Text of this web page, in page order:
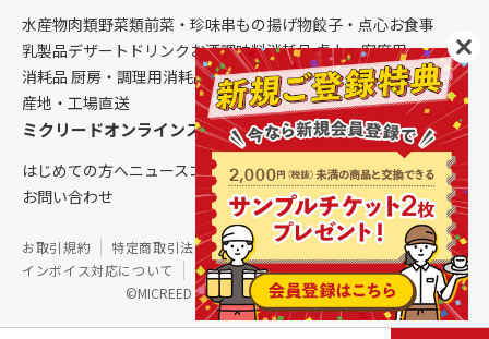
水産物肉類野菜類前菜・珍味串もの揚げ物餃子・点心お食事
乳製品デザート ドリンク お酒調味料消耗品 卓上・客席用
消耗品 厨房・調理用消耗品 クレンリネス生鮮品（配送便限定）
産地・工場直送
ミクリードオンラインストアについて
はじめての方へニュースコラムご利用ガイド会社概要
お問い合わせ
©MICREED CO.,LTD. All Rights Reserved.
お取引規約 特定商取引法に基づく表記
個人情報保護方針
インボイス対応について
サイトマップ